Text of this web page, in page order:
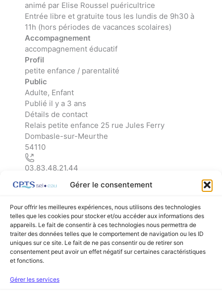
Gérer le consentement
Pour offrir les meilleures expériences, nous utilisons des technologies
telles que les cookies pour stocker et/ou accéder aux informations des
appareils. Le fait de consentir à ces technologies nous permettra de
traiter des données telles que le comportement de navigation ou les ID
uniques sur ce site. Le fait de ne pas consentir ou de retirer son
consentement peut avoir un effet négatif sur certaines caractéristiques
et fonctions.
Gérer les services
animé par Elise Roussel puéricultrice
Entrée libre et gratuite tous les lundis de 9h30 à
11h (hors périodes de vacances scolaires)
Accompagnement
accompagnement éducatif
Profil
petite enfance / parentalité
Public
Adulte, Enfant
Publié il y a 3 ans
Détails de contact
+
−
Relais petite enfance 25 rue Jules Ferry
Dombasle-sur-Meurthe
54110
03.83.48.21.44
Listing précédent Listing suivant